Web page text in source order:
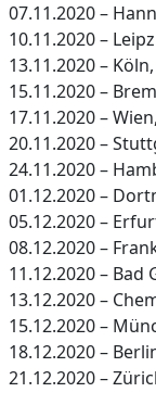
07.11.2020 –
10.11.2020 –
13.11.2020 –
15.11.2020 –
17.11.2020 –
20.11.2020 –
24.11.2020 –
01.12.2020 –
05.12.2020 –
08.12.2020 –
11.12.2020 – Bad
13.12.2020 –
15.12.2020 –
18.12.2020 –
21.12.2020 –